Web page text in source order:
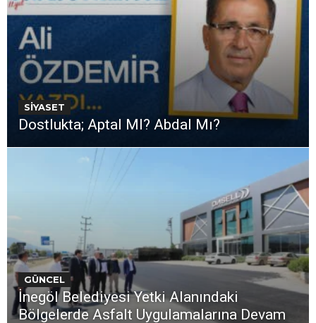
SİYASET
Dostlukta; Aptal MI? Abdal Mı?
GÜNCEL
İnegöl Belediyesi Yetki Alanındaki
Bölgelerde Asfalt Uygulamalarına Devam